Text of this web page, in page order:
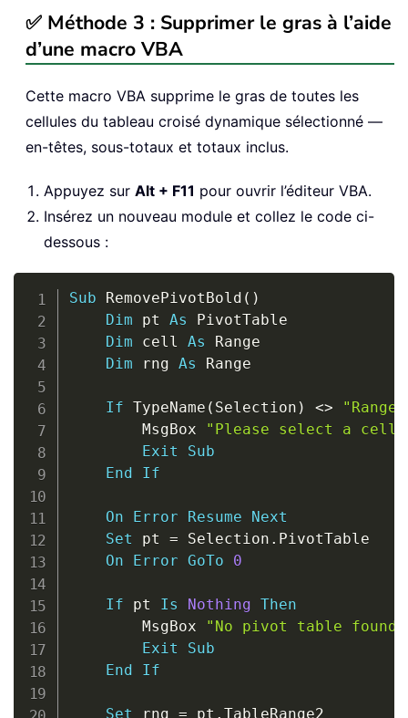
✅ Méthode 3 : Supprimer le gras à l’aide
d’une macro VBA
Cette macro VBA supprime le gras de toutes les
cellules du tableau croisé dynamique sélectionné —
en-têtes, sous-totaux et totaux inclus.
Appuyez sur Alt + F11 pour ouvrir l’éditeur VBA.
Insérez un nouveau module et collez le code ci-
dessous :
Sub RemovePivotBold ( )
Dim pt As PivotTable
Dim cell As Range
Dim rng As Range
If TypeName ( Selection ) <>
"Range"
        MsgBox
"Please select a
Exit
Sub
End
If
On Error Resume
Next
Set pt = Selection . PivotTable
On
Error GoTo 0
If pt Is Nothing Then
        MsgBox
"No pivot table
Exit
Sub
End
If
Set rng = pt . TableRange2